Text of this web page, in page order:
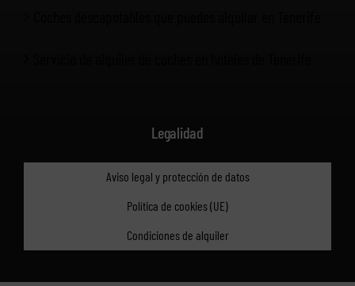
Legalidad
Aviso legal y protección de datos
Política de cookies (UE)
Condiciones de alquiler